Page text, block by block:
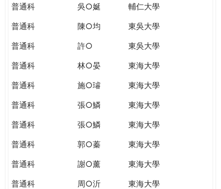
普通科
吳○娫
輔仁大學
普通科
陳○均
東吳大學
普通科
許○
東吳大學
普通科
林○晏
東海大學
普通科
施○璿
東海大學
普通科
張○鱗
東海大學
普通科
張○鱗
東海大學
普通科
郭○蓁
東海大學
普通科
謝○薰
東海大學
普通科
周○沂
東海大學